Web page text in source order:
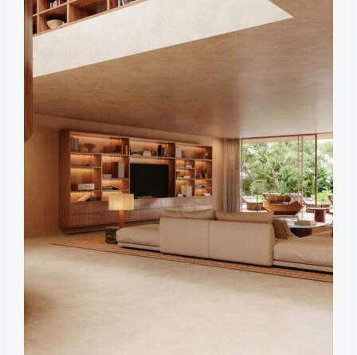
с
португальским
бразильским
влиянием